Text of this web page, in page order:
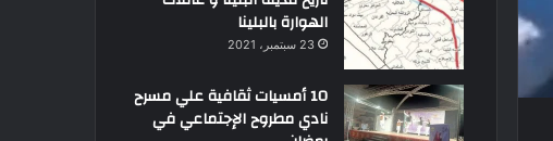
الهوارة بالبلينا
23 سبتمبر، 2021
10 أمسيات ثقافية علي مسرح
نادي مطروح الإجتماعي في